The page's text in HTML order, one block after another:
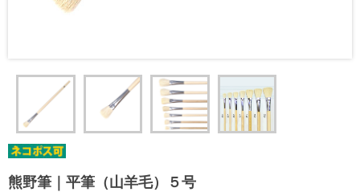
熊野筆｜平筆（山羊毛）５号